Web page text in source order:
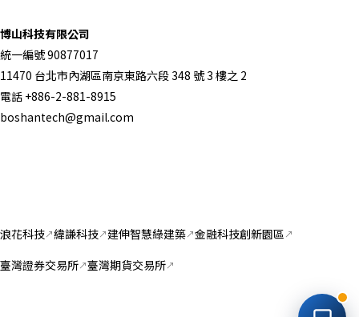
博山科技有限公司
統一編號 90877017
11470 台北市內湖區南京東路六段 348 號 3 樓之 2
電話 +886-2-881-8915
boshantech@gmail.com
浪花科技 緯謙科技 建伸智慧綠建築 金融科技創新園區
臺灣證券交易所 臺灣期貨交易所